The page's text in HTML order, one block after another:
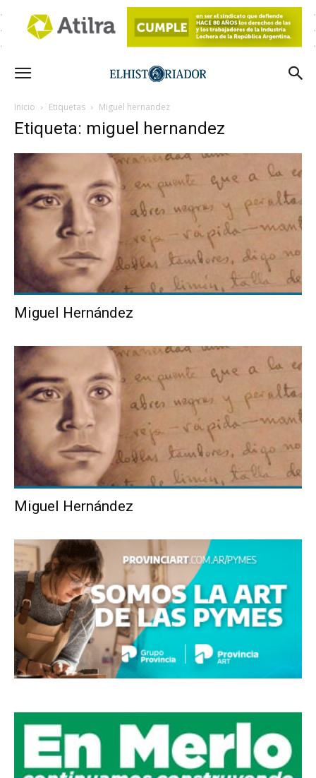
Inicio Etiquetas Miguel hernandez
Etiqueta: miguel hernandez
Miguel Hernández
Miguel Hernández